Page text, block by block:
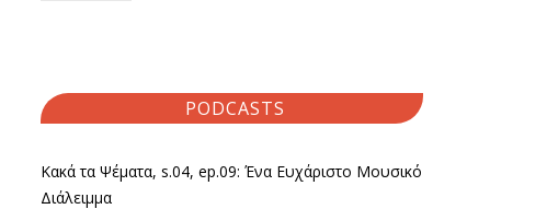
PODCASTS
Κακά τα Ψέματα, s.04, ep.09: Ένα Ευχάριστο Μουσικό
Διάλειμμα